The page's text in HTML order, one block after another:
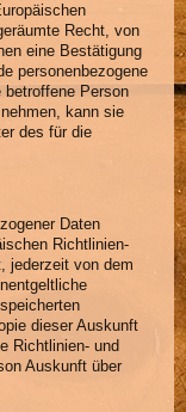
Recht, von
eine Bestätigung
personenbezogene
betroffene Person
kann sie
des für die
Daten
Richtlinien-
jederzeit von dem
dieser Auskunft
Richtlinien- und
Auskunft über